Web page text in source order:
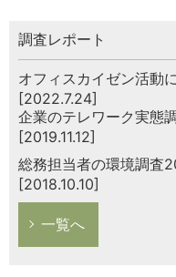
調査レポート
オフィスカイゼン活動
[2022.7.24]
企業のテレワーク実態
[2019.11.12]
総務担当者の環境調査
[2018.10.10]
一覧へ